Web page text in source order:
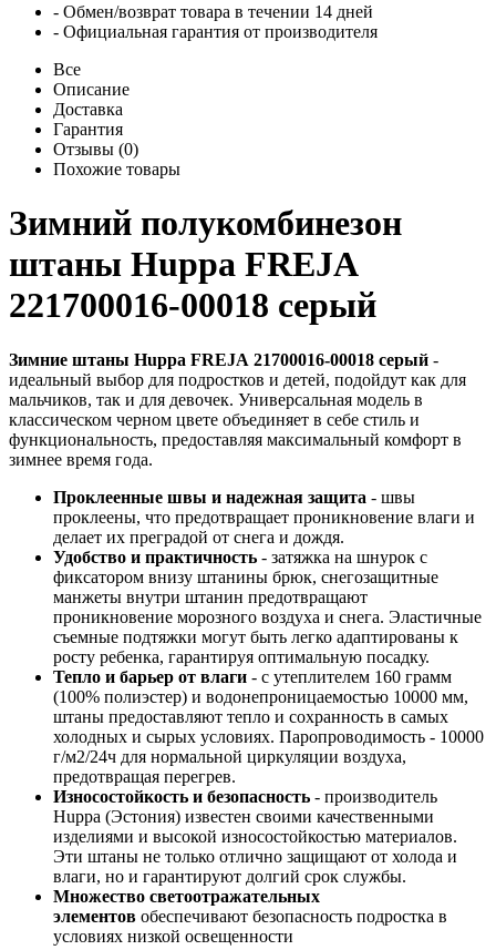
- Обмен/возврат товара в течении 14 дней
- Официальная гарантия от производителя
Все
Описание
Доставка
Гарантия
Отзывы (0)
Похожие товары
Зимний полукомбинезон
штаны Huppa FREJA
221700016-00018 серый
Зимние штаны Huppa FREJA 21700016-00018 серый -
идеальный выбор для подростков и детей, подойдут как для
мальчиков, так и для девочек. Универсальная модель в
классическом черном цвете объединяет в себе стиль и
функциональность, предоставляя максимальный комфорт в
зимнее время года.
Проклеенные швы и надежная защита - швы
проклеены, что предотвращает проникновение влаги и
делает их преградой от снега и дождя.
Удобство и практичность - затяжка на шнурок с
фиксатором внизу штанины брюк, снегозащитные
манжеты внутри штанин предотвращают
проникновение морозного воздуха и снега. Эластичные
съемные подтяжки могут быть легко адаптированы к
росту ребенка, гарантируя оптимальную посадку.
Тепло и барьер от влаги - с утеплителем 160 грамм
(100% полиэстер) и водонепроницаемостью 10000 мм,
штаны предоставляют тепло и сохранность в самых
холодных и сырых условиях. Паропроводимость - 10000
г/м2/24ч для нормальной циркуляции воздуха,
предотвращая перегрев.
Износостойкость и безопасность - производитель
Huppa (Эстония) известен своими качественными
изделиями и высокой износостойкостью материалов.
Эти штаны не только отлично защищают от холода и
влаги, но и гарантируют долгий срок службы.
Множество светоотражательных
элементов обеспечивают безопасность подростка в
условиях низкой освещенности